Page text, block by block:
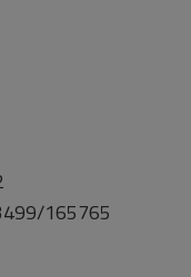
165765